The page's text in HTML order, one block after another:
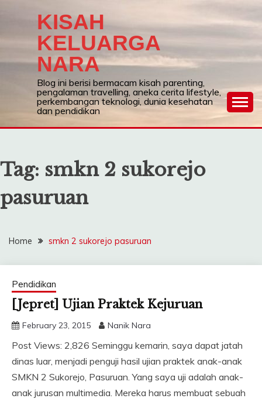
KISAH
KELUARGA
NARA
Blog ini berisi bermacam kisah parenting,
pengalaman travelling, aneka cerita lifestyle,
perkembangan teknologi, dunia kesehatan
dan pendidikan
Tag: smkn 2 sukorejo
pasuruan
Home smkn 2 sukorejo pasuruan
Pendidikan
[Jepret] Ujian Praktek Kejuruan
February 23, 2015 Nanik Nara
Post Views: 2,826 Seminggu kemarin, saya dapat jatah
dinas luar, menjadi penguji hasil ujian praktek anak-anak
SMKN 2 Sukorejo, Pasuruan. Yang saya uji adalah anak-
anak jurusan multimedia. Mereka harus membuat sebuah